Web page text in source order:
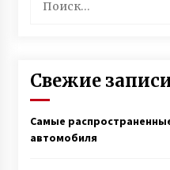
Свежие
Самые
автомобиля